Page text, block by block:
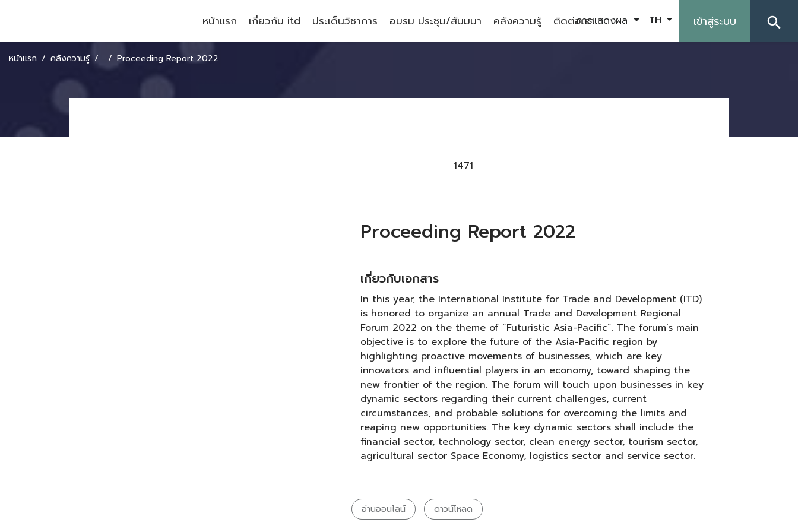
หน้าแรก เกี่ยวกับ itd ประเด็นวิชาการ อบรม ประชุม/สัมมนา คลังความรู้ ติดต่อเราการแสดงผล TH เข้าสู่ระบบ search
หน้าแรก คลังความรู้ Proceeding Report 2022
1471
Proceeding Report 2022
เกี่ยวกับเอกสาร
In this year, the International Institute for Trade and Development (ITD)
is honored to organize an annual Trade and Development Regional
Forum 2022 on the theme of “Futuristic Asia-Pacific”. The forum’s main
objective is to explore the future of the Asia-Pacific region by
highlighting proactive movements of businesses, which are key
innovators and influential players in an economy, toward shaping the
new frontier of the region. The forum will touch upon businesses in key
dynamic sectors regarding their current challenges, current
circumstances, and probable solutions for overcoming the limits and
reaping new opportunities. The key dynamic sectors shall include the
financial sector, technology sector, clean energy sector, tourism sector,
agricultural sector Space Economy, logistics sector and service sector.
อ่านออนไลน์ ดาวน์โหลด